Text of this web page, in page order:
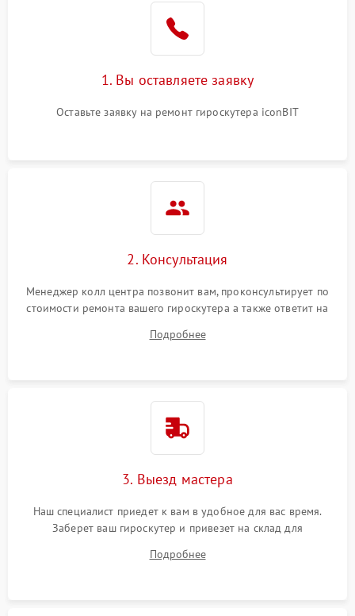
1. Вы оставляете заявку
Оставьте заявку на ремонт гироскутера iconBIT
2. Консультация
Менеджер колл центра позвонит вам, проконсультирует по
стоимости ремонта вашего гироскутера а также ответит на
Подробнее
3. Выезд мастера
Наш специалист приедет к вам в удобное для вас время.
Заберет ваш гироскутер и привезет на склад для
Подробнее